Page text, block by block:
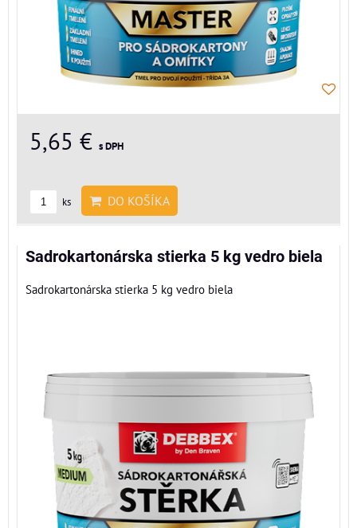
5,65 € s DPH
ks DO KOŠÍKA
Sadrokartonárska stierka 5 kg vedro biela
Sadrokartonárska stierka 5 kg vedro biela